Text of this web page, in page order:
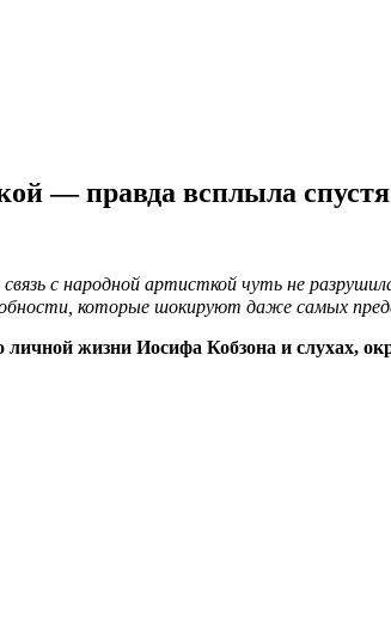
— правда всплыла
с народной артисткой чуть не
которые шокируют даже самых
жизни Иосифа Кобзона и слухах,